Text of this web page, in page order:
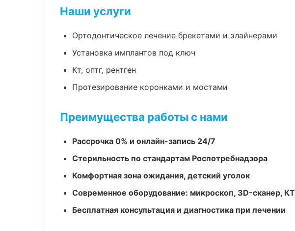
Наши услуги
Ортодонтическое лечение брекетами и элайнерами
Установка имплантов под ключ
Кт, оптг, рентген
Протезирование коронками и мостами
Преимущества работы с нами
Рассрочка 0% и онлайн-запись 24/7
Стерильность по стандартам Роспотребнадзора
Комфортная зона ожидания, детский уголок
Современное оборудование: микроскоп, 3D-сканер, КТ
Бесплатная консультация и диагностика при лечении